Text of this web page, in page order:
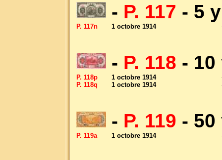
- P. 117 - 5
P. 117n 1 octobre 1914
- P. 118 - 10
P. 118p 1 octobre 1914
P. 118q
1 octobre 1914
- P. 119 - 50
P. 119a 1 octobre 1914